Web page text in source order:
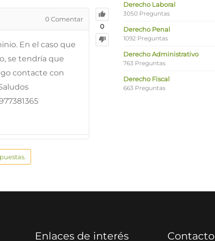
0
0 Comentar
En el caso que
se tendría que
contacte con
Derecho Laboral
3050 Preguntas
Derecho Penal
1092 Preguntas
Derecho Administrativo
763 Preguntas
Derecho Fiscal
663 Preguntas
Enlaces de interés Contacto